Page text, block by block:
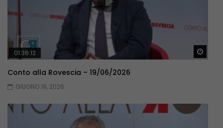
01:36:12
Conto alla Rovescia – 19/06/2026
GIUGNO 19, 2026